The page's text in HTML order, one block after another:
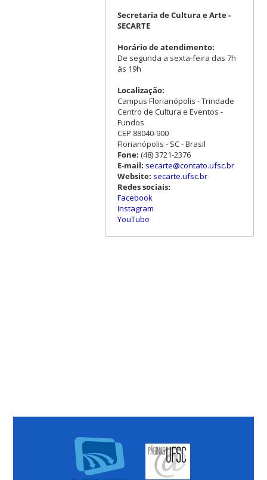
Secretaria de Cultura e Arte -
SECARTE
Horário de atendimento:
De segunda a sexta-feira das 7h
às 19h
Localização:
Campus Florianópolis - Trindade
Centro de Cultura e Eventos -
Fundos
CEP 88040-900
Florianópolis - SC - Brasil
Fone: (48) 3721-2376
E-mail: secarte@contato.ufsc.br
Website: secarte.ufsc.br
Redes sociais:
Facebook
Instagram
YouTube